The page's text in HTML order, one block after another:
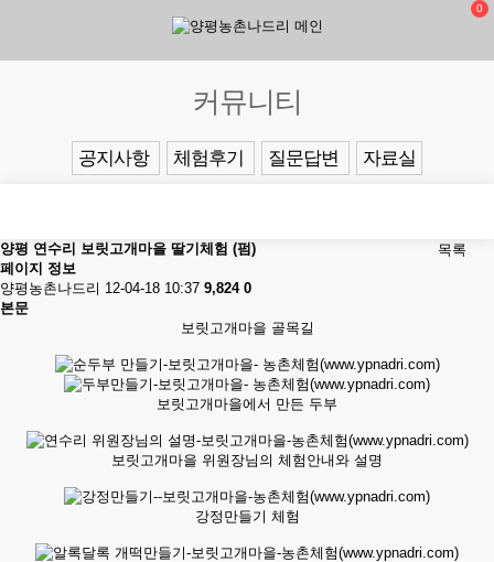
0
커뮤니티
공지사항 체험후기 질문답변 자료실
목록
양평 연수리 보릿고개마을 딸기체험 (펌)
페이지 정보
양평농촌나드리 12-04-18 10:37 9,824 0
본문
보릿고개마을 골목길
보릿고개마을에서 만든 두부
보릿고개마을 위원장님의 체험안내와 설명
강정만들기 체험